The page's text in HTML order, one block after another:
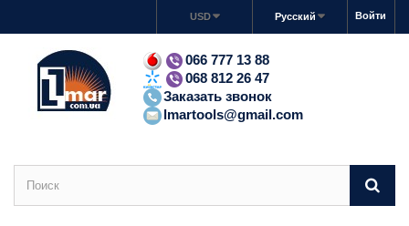
Войти
Русский
USD
066 777 13 88
068 812 26 47
Заказать звонок
lmartools@gmail.com